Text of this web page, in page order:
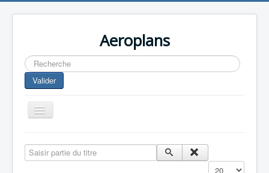
Aeroplans
Rechercher
Valider
Toggle
Navigation
Aviation Commerciale
Saisir partie du titre
Affichage #